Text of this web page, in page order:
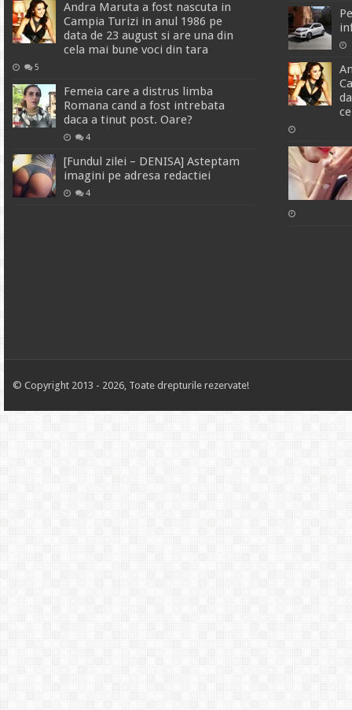
Andra Maruta a fost nascuta in
Campia Turizi in anul 1986 pe
data de 23 august si are una din
cela mai bune voci din tara
5
Femeia care a distrus limba
Romana cand a fost intrebata
daca a tinut post. Oare?
4
[Fundul zilei – DENISA] Asteptam
imagini pe adresa redactiei
4
© Copyright 2013 - 2026, Toate drepturile rezervate!